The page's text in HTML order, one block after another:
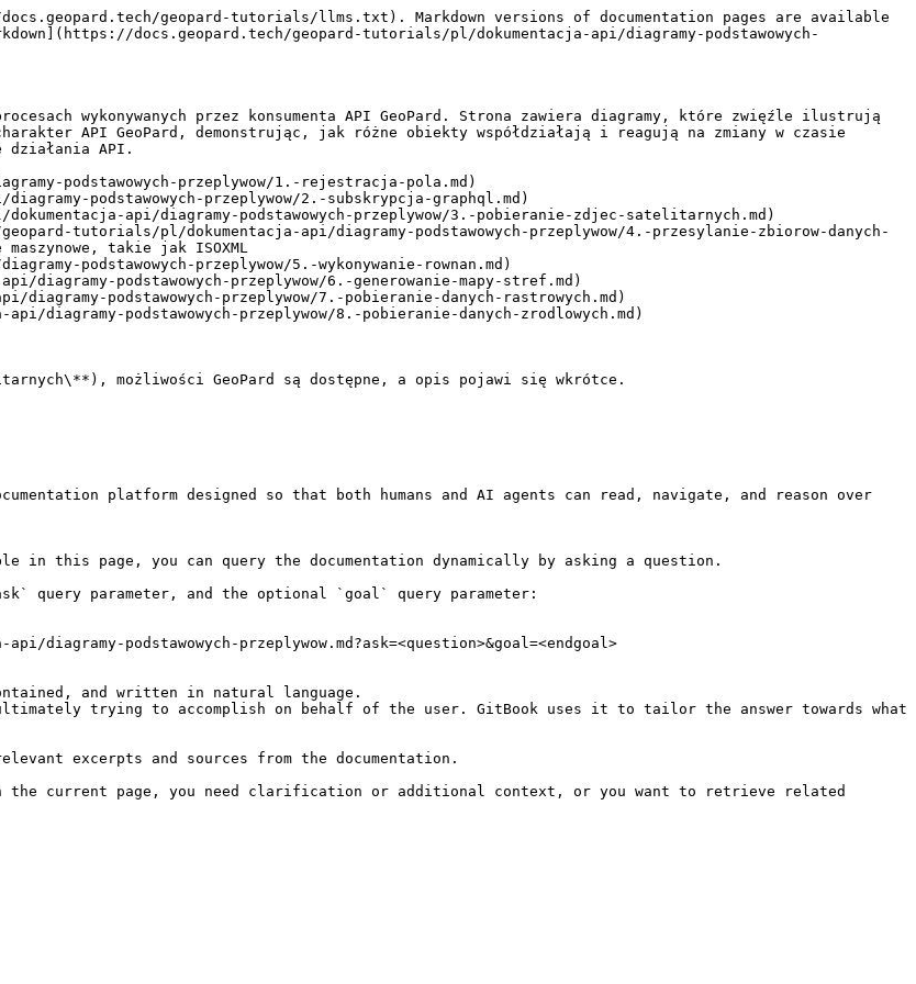
geopard-tutorials/llms.txt). Markdown versions of documentation pages are available
docs.geopard.tech/geopard-tutorials/pl/dokumentacja-api/diagramy-podstawowych-
wykonywanych przez konsumenta API GeoPard. Strona zawiera diagramy, które zwięźle ilustrują
API GeoPard, demonstrując, jak różne obiekty współdziałają i reagują na zmiany w czasie
działania API.
podstawowych-przeplywow/1.-rejestracja-pola.md)
podstawowych-przeplywow/2.-subskrypcja-graphql.md)
api/diagramy-podstawowych-przeplywow/3.-pobieranie-zdjec-satelitarnych.md)
tutorials/pl/dokumentacja-api/diagramy-podstawowych-przeplywow/4.-przesylanie-zbiorow-danych-
takie jak ISOXML
podstawowych-przeplywow/5.-wykonywanie-rownan.md)
podstawowych-przeplywow/6.-generowanie-mapy-stref.md)
podstawowych-przeplywow/7.-pobieranie-danych-rastrowych.md)
podstawowych-przeplywow/8.-pobieranie-danych-zrodlowych.md)
możliwości GeoPard są dostępne, a opis pojawi się wkrótce.
platform designed so that both humans and AI agents can read, navigate, and reason over
this page, you can query the documentation dynamically by asking a question.
query parameter, and the optional `goal` query parameter:
podstawowych-przeplywow.md?ask=<question>&goal=<endgoal>
and written in natural language.
trying to accomplish on behalf of the user. GitBook uses it to tailor the answer towards what
excerpts and sources from the documentation.
the current page, you need clarification or additional context, or you want to retrieve related